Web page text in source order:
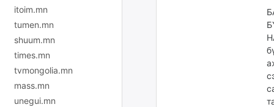
itoim.mn
tumen.mn
shuum.mn
times.mn
tvmongolia.mn
mass.mn
unegui.mn